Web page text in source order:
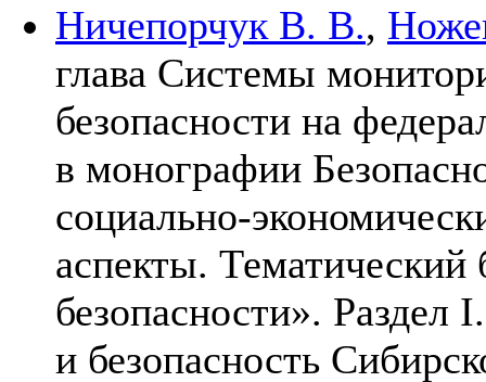
Ничепорчук В. В.,
глава Системы
безопасности на
в монографии
социально-
аспекты.
безопасности». Раздел
и безопасность